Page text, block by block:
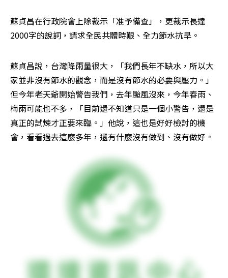
蘇貞昌在行政院會上除裁示「准予備查」，更裁示長達
2000字的說詞，請求全民共體時艱、全力節水抗旱。
蘇貞昌說，台灣降雨量很大，「我們長年不缺水，所以大
家並非沒有節水的觀念，而是沒有節水的必要與壓力。」
但今年老天爺開始警告我們，去年颱風沒來，今年春雨、
梅雨可能也不多，「目前還不知道只是一個小警告，還是
真正的試煉才正要來臨。」他說，這也是好好檢討的機
會，看看過去這麼多年，還有什麼沒有做到、沒有做好。